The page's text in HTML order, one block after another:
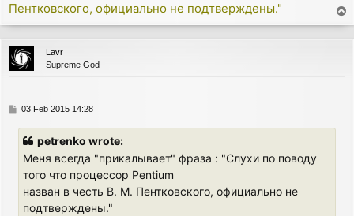
Пентковского, официально не подтверждены."
o
p
Lavr
Supreme God
P03 Feb 2015 14:28
petrenko wrote:
Меня всегда "прикалывает" фраза : "Слухи по поводу
того что процессор Pentium
назван в честь В. М. Пентковского, официально не
подтверждены."